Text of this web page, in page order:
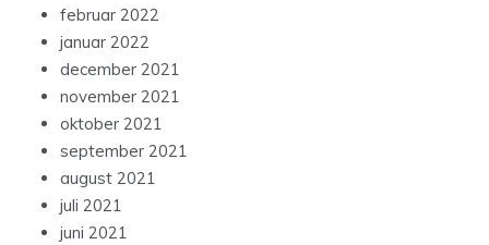
februar 2022
januar 2022
december 2021
november 2021
oktober 2021
september 2021
august 2021
juli 2021
juni 2021